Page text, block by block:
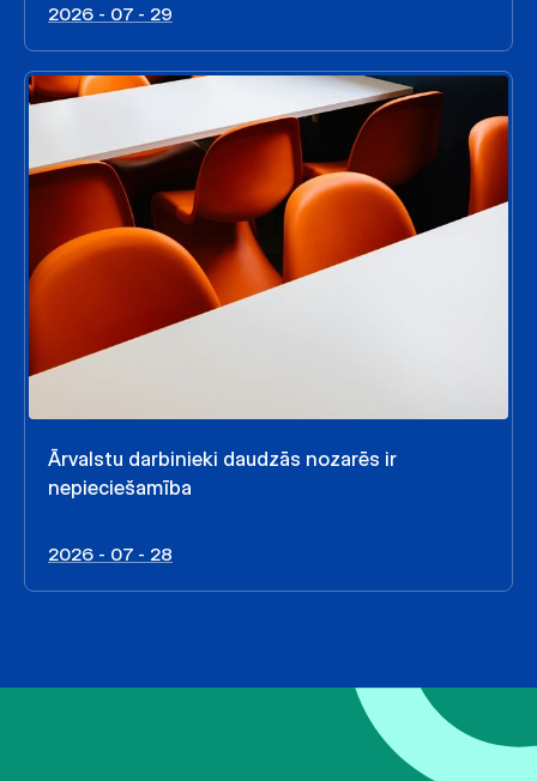
2026 - 07 - 29
Ārvalstu darbinieki daudzās nozarēs ir
nepieciešamība
2026 - 07 - 28